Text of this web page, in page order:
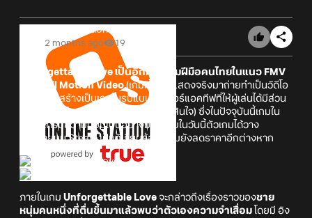
Online Station
2 months ago
19
Unforgettable Love เป็นอีกหนึ่งเกมฝีมือคนไทยในแนว FMV
หรือ Full Motion Video(เกมที่ใช้คนแสดงจริงมาถ่ายทำเป็นวิดีโอ
แล้วนำมาสร้างเป็นเกมในรูปแบบอินเทอร์แอคทีฟที่ให้ผู้เล่นได้มีส่วน
ร่วมในการดำเนินเรื่องราวผ่านการตัดสินใจ) ซึ่งในปัจจุบันนี้เกมใน
แนวนี้ได้รับความนิยมเป็นอย่างมาก โดยในวันนี้ตัวเกมได้วาง
จำหน่ายบน Steam เป็นที่เรียบร้อย แถมยังลดราคาอีกต่างหาก
ภายในเกม Unforgettable Love จะกล่าวถึงเรื่องราวของชาย
หนุ่มคนหนึ่งที่ตื่นขึ้นมาแล้วพบว่าตัวเองความจำเสื่อม โดยมี อิง